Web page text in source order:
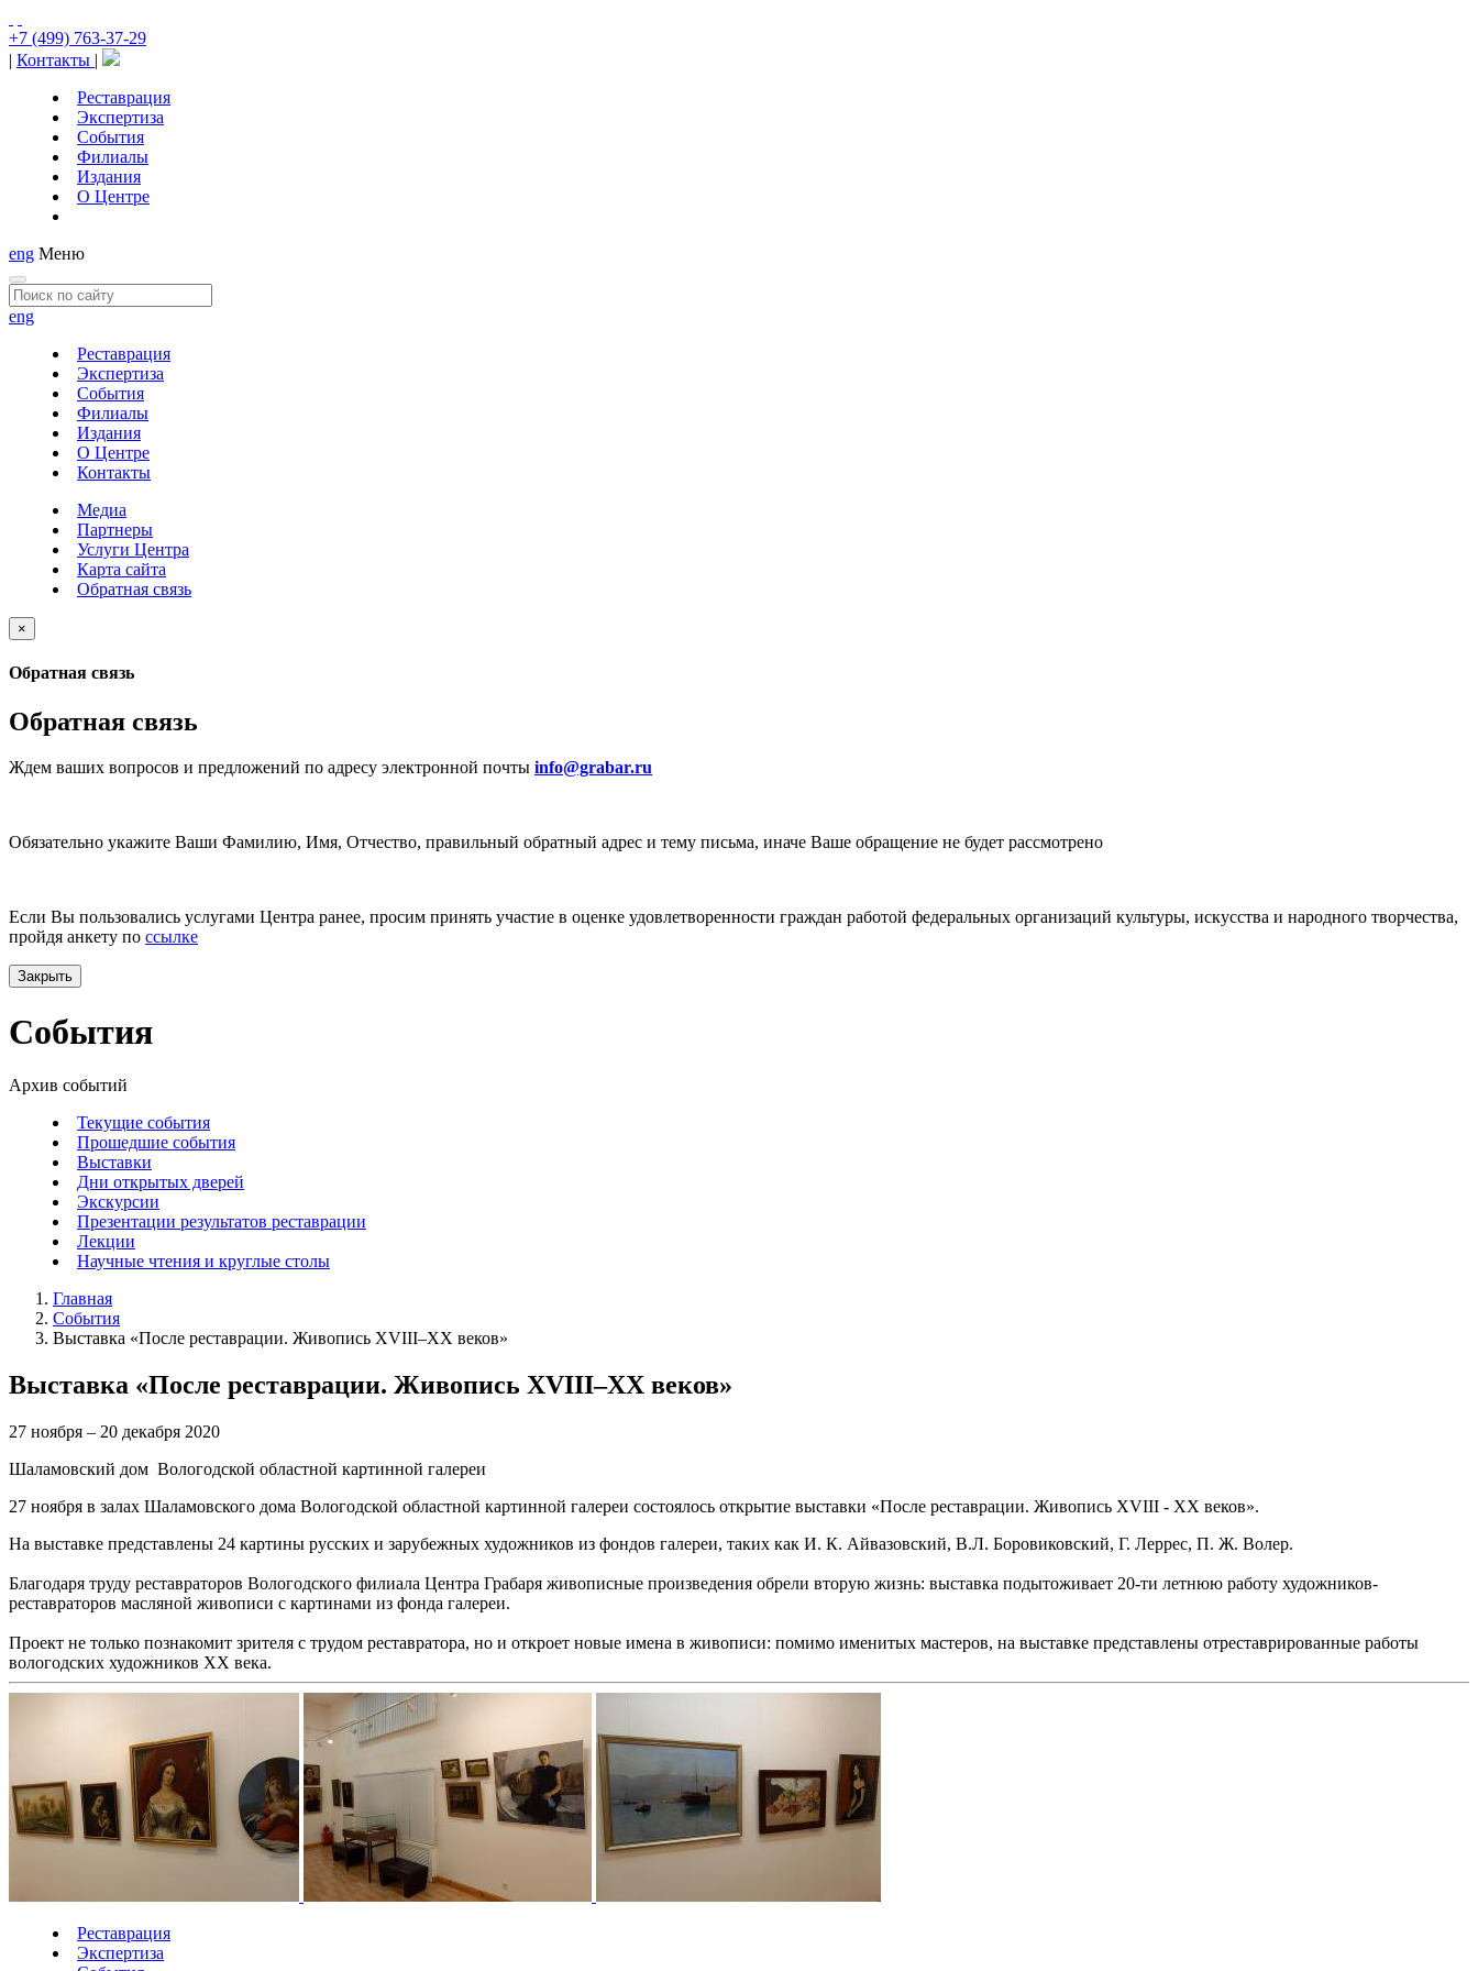
+7 (499) 763-37-29
| Контакты |
Реставрация
Экспертиза
События
Филиалы
Издания
О Центре
eng Меню
eng
Реставрация
Экспертиза
События
Филиалы
Издания
О Центре
Контакты
Медиа
Партнеры
Услуги Центра
Карта сайта
Обратная связь
×
Обратная связь
Обратная связь
Ждем ваших вопросов и предложений по адресу электронной почты info@grabar.ru
Обязательно укажите Ваши Фамилию, Имя, Отчество, правильный обратный адрес и тему письма, иначе Ваше обращение не будет рассмотрено
Если Вы пользовались услугами Центра ранее, просим принять участие в оценке удовлетворенности граждан работой федеральных организаций культуры, искусства и народного творчества,
пройдя анкету по ссылке
Закрыть
События
Архив событий
Текущие события
Прошедшие события
Выставки
Дни открытых дверей
Экскурсии
Презентации результатов реставрации
Лекции
Научные чтения и круглые столы
Главная
События
Выставка «После реставрации. Живопись XVIII–XX веков»
Выставка «После реставрации. Живопись XVIII–XX веков»
27 ноября – 20 декабря 2020
Шаламовский дом Вологодской областной картинной галереи
27 ноября в залах Шаламовского дома Вологодской областной картинной галереи состоялось открытие выставки «После реставрации. Живопись XVIII - XX веков».
На выставке представлены 24 картины русских и зарубежных художников из фондов галереи, таких как И. К. Айвазовский, В.Л. Боровиковский, Г. Леррес, П. Ж. Волер.
Благодаря труду реставраторов Вологодского филиала Центра Грабаря живописные произведения обрели вторую жизнь: выставка подытоживает 20-ти летнюю работу художников-
реставраторов масляной живописи с картинами из фонда галереи.
Проект не только познакомит зрителя с трудом реставратора, но и откроет новые имена в живописи: помимо именитых мастеров, на выставке представлены отреставрированные работы
вологодских художников XX века.
Реставрация
Экспертиза